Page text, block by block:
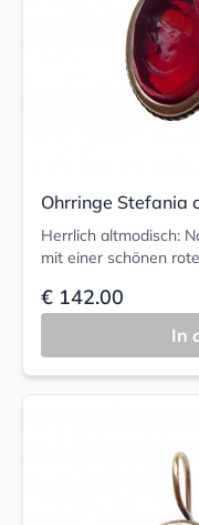
Ohrringe Stefania
Herrlich altmodisch:
mit einer schönen
€ 142.00
In